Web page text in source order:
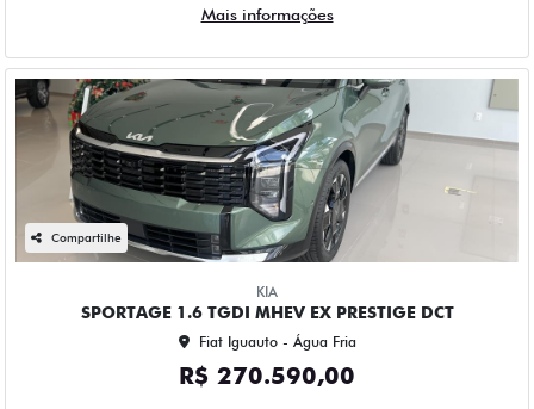
Mais informações
Compartilhe
KIA
SPORTAGE 1.6 TGDI MHEV EX PRESTIGE DCT
Fiat Iguauto - Água Fria
R$ 270.590,00